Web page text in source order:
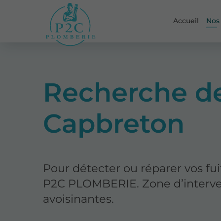
Accueil
Recherche
Capbreton
Pour détecter ou réparer vos
P2C PLOMBERIE. Zone
avoisinantes.